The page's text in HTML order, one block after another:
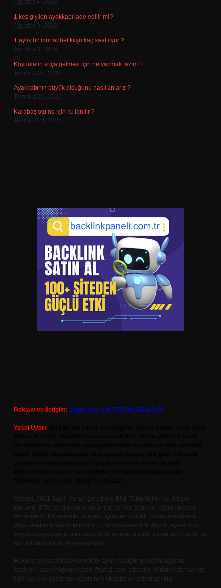
Ağustos 4, 2026
1 kez giyilen ayakkabı iade edilir mi ?
Ağustos 3, 2026
1 aylık bir muhabbet kuşu kaç saat uyur ?
Ağustos 3, 2026
Koyunların koça gelmesi için ne yapmak lazım ?
Temmuz 26, 2026
Ayakkabının büyük olduğunu nasıl anlarız ?
Temmuz 25, 2026
Karabaş otu ne için kullanılır ?
Temmuz 24, 2026
Reklam ve İletişim: Skype: live:.cid.575569c608265c69
Yasal Uyarı:
Sitemiz, 5651 Sayılı Kanun gereğince Bilgi Teknolojileri ve İletişim
Kurumu (BTK) tarafından onaylanmış bir Yer Sağlayıcı olarak hizmet
vermektedir. Bu nedenle, sitedeki içerikleri proaktif olarak denetleme
veya araştırma yükümlülüğümüz bulunmamaktadır. Ancak, üyelerimiz
yazdıkları içeriklerin sorumluluğunu taşımakta olup, siteye üye olarak bu
sorumluluğu kabul etmiş sayılırlar.
Hukuka ve yasal düzenlemelere aykırı olduğunu düşündüğünüz
içerikleri, backlinkpanelicomtr@gmail.com adresine bildirmeniz halinde,
ilgili içerikler yasal süre içerisinde sitemizden kaldırılacaktır.